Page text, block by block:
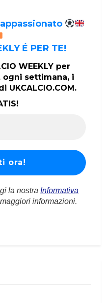
É PER TE!
WEEKLY per
ogni settimana, i
la nostra Informativa
informazioni.